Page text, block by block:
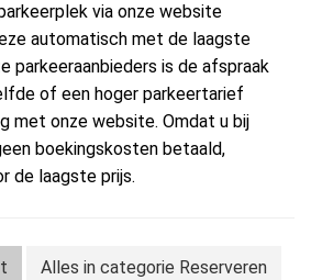
via onze website
automatisch met de laagste
parkeeraanbieders is de afspraak
of een hoger parkeertarief
met onze website. Omdat u bij
boekingskosten betaald,
de laagste prijs.
Alles in categorie Reserveren